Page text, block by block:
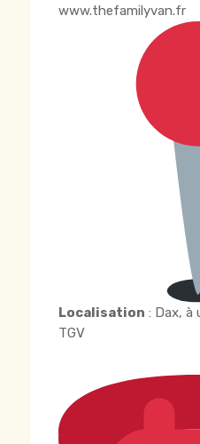
www.thefamilyvan.fr
Localisation : Dax, à
TGV